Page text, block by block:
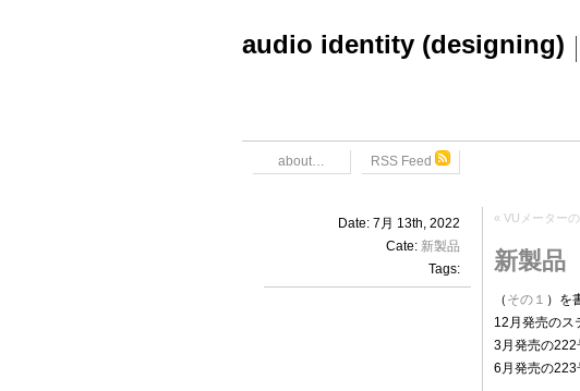
audio identity (designing)
about… RSS Feed
Date: 7月 13th, 2022
Cate: 新製品
Tags:
« VUメーター
新製品
（ その１ ）を
12月発売のス
3月発売の222
6月発売の223